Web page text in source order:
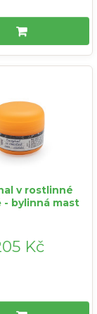
v rostlinné
- bylinná mast
Kč